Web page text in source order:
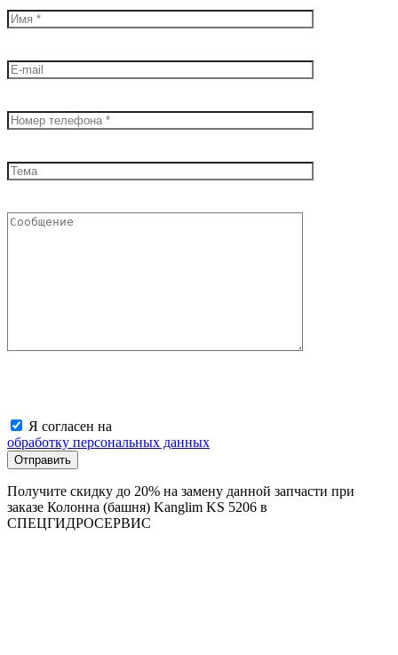
Я согласен на
обработку персональных данных
Получите скидку до 20% на замену данной запчасти при
заказе Колонна (башня) Kanglim KS 5206 в
СПЕЦГИДРОСЕРВИС